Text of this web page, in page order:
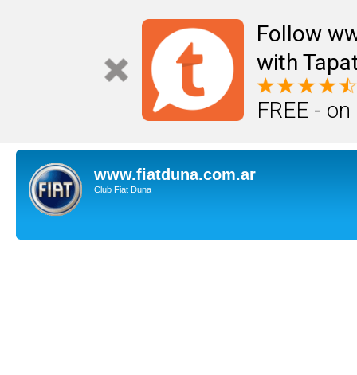
Follow
with
FREE -
www.fiatduna.com.ar
Club Fiat Duna